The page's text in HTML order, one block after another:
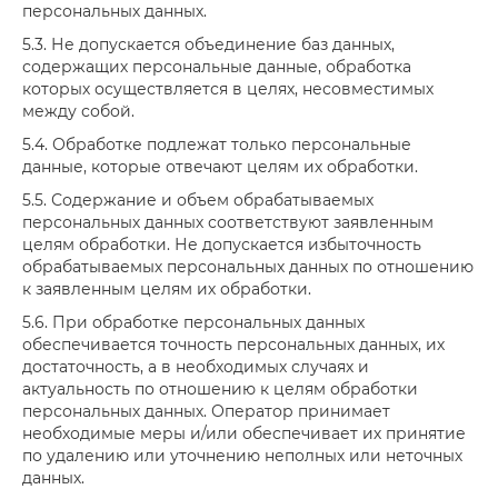
персональных данных.
5.3. Не допускается объединение баз данных,
содержащих персональные данные, обработка
которых осуществляется в целях, несовместимых
между собой.
5.4. Обработке подлежат только персональные
данные, которые отвечают целям их обработки.
5.5. Содержание и объем обрабатываемых
персональных данных соответствуют заявленным
целям обработки. Не допускается избыточность
обрабатываемых персональных данных по отношению
к заявленным целям их обработки.
5.6. При обработке персональных данных
обеспечивается точность персональных данных, их
достаточность, а в необходимых случаях и
актуальность по отношению к целям обработки
персональных данных. Оператор принимает
необходимые меры и/или обеспечивает их принятие
по удалению или уточнению неполных или неточных
данных.